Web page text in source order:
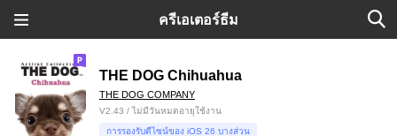
ครีเอเตอร์ธีม
THE DOG Chihuahua
THE DOG COMPANY
V2.43 / ไม่มีวันหมดอายุใช้งาน
การรองรับดีไซน์ของ iOS 26 บางส่วน